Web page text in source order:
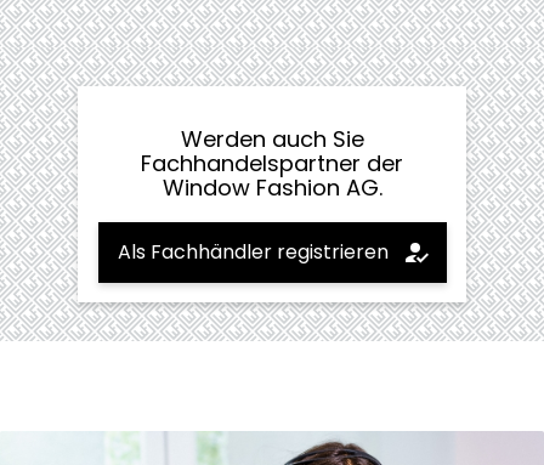
Werden auch Sie
Fachhandelspartner der
Window Fashion AG.
Als Fachhändler registrieren